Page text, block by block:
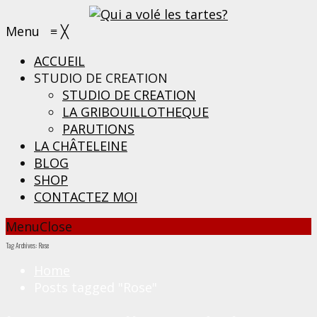
Menu ≡ ╳
ACCUEIL
STUDIO DE CREATION
STUDIO DE CREATION
LA GRIBOUILLOTHEQUE
PARUTIONS
LA CHÂTELEINE
BLOG
SHOP
CONTACTEZ MOI
MenuClose
Tag Archives: Rose